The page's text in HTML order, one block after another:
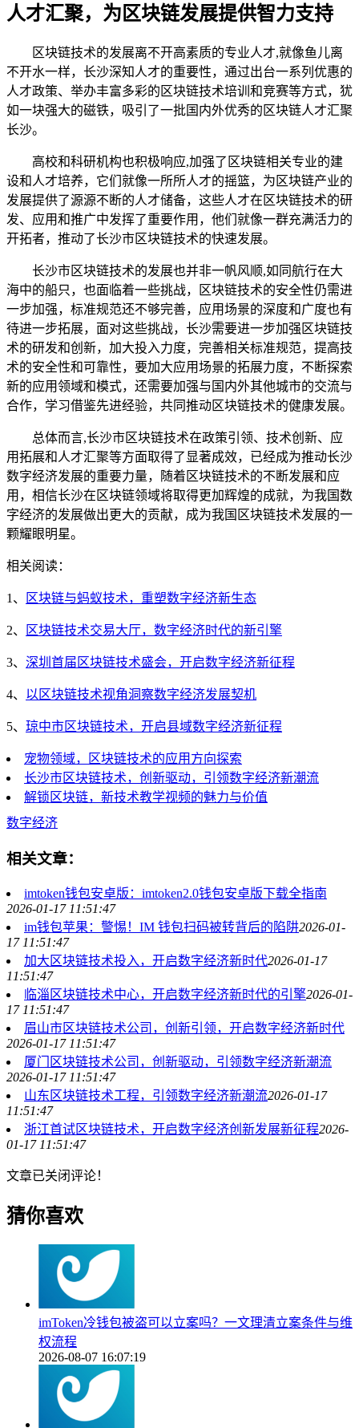
人才汇聚，为区块链发展提供智力支持
区块链技术的发展离不开高素质的专业人才,就像鱼儿离
不开水一样，长沙深知人才的重要性，通过出台一系列优惠的
人才政策、举办丰富多彩的区块链技术培训和竞赛等方式，犹
如一块强大的磁铁，吸引了一批国内外优秀的区块链人才汇聚
长沙。
高校和科研机构也积极响应,加强了区块链相关专业的建
设和人才培养，它们就像一所所人才的摇篮，为区块链产业的
发展提供了源源不断的人才储备，这些人才在区块链技术的研
发、应用和推广中发挥了重要作用，他们就像一群充满活力的
开拓者，推动了长沙市区块链技术的快速发展。
长沙市区块链技术的发展也并非一帆风顺,如同航行在大
海中的船只，也面临着一些挑战，区块链技术的安全性仍需进
一步加强，标准规范还不够完善，应用场景的深度和广度也有
待进一步拓展，面对这些挑战，长沙需要进一步加强区块链技
术的研发和创新，加大投入力度，完善相关标准规范，提高技
术的安全性和可靠性，要加大应用场景的拓展力度，不断探索
新的应用领域和模式，还需要加强与国内外其他城市的交流与
合作，学习借鉴先进经验，共同推动区块链技术的健康发展。
总体而言,长沙市区块链技术在政策引领、技术创新、应
用拓展和人才汇聚等方面取得了显著成效，已经成为推动长沙
数字经济发展的重要力量，随着区块链技术的不断发展和应
用，相信长沙在区块链领域将取得更加辉煌的成就，为我国数
字经济的发展做出更大的贡献，成为我国区块链技术发展的一
颗耀眼明星。
相关阅读：
1、 区块链与蚂蚁技术，重塑数字经济新生态
2、 区块链技术交易大厅，数字经济时代的新引擎
3、 深圳首届区块链技术盛会，开启数字经济新征程
4、 以区块链技术视角洞察数字经济发展契机
5、 琼中市区块链技术，开启县域数字经济新征程
宠物领域，区块链技术的应用方向探索
长沙市区块链技术，创新驱动，引领数字经济新潮流
解锁区块链，新技术教学视频的魅力与价值
数字经济
相关文章：
imtoken钱包安卓版：imtoken2.0钱包安卓版下载全指南
2026-01-17 11:51:47
im钱包苹果：警惕！IM 钱包扫码被转背后的陷阱2026-01-
17 11:51:47
加大区块链技术投入，开启数字经济新时代2026-01-17
11:51:47
临淄区块链技术中心，开启数字经济新时代的引擎2026-01-
17 11:51:47
眉山市区块链技术公司，创新引领，开启数字经济新时代
2026-01-17 11:51:47
厦门区块链技术公司，创新驱动，引领数字经济新潮流
2026-01-17 11:51:47
山东区块链技术工程，引领数字经济新潮流2026-01-17
11:51:47
浙江首试区块链技术，开启数字经济创新发展新征程2026-
01-17 11:51:47
文章已关闭评论！
猜你喜欢
imToken冷钱包被盗可以立案吗？一文理清立案条件与维
权流程
2026-08-07 16:07:19